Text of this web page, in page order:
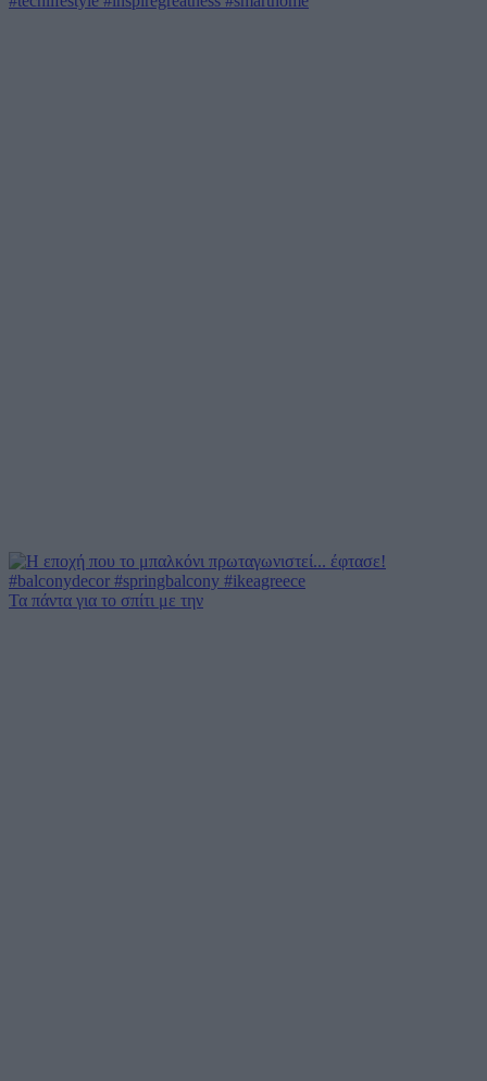
Τα πάντα για το σπίτι με την